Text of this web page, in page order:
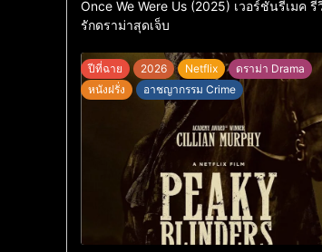
Once We Were Us (2025) เวอร์ชั่นรีเมค รี
รักดราม่าสุดเจ็บ
ปีที่ฉาย 2026 Netflix
ดราม่า Drama
หนังฝรั่ง
อาชญากรรม Crime